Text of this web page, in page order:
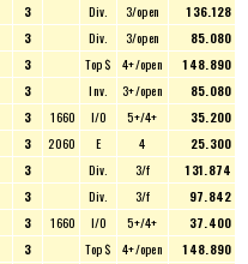
3 Div. 3/open
136.128
3 Div. 3/open
85.080
3 Top $ 4+/open
148.890
3 Inv. 3+/open
85.080
3 1660 I/O 5+/4+
35.200
3 2060 E 4
25.300
3 Div. 3/f
131.874
3 Div. 3/f
97.842
3 1660 I/O 5+/4+
37.400
3 Top $ 4+/open
148.890